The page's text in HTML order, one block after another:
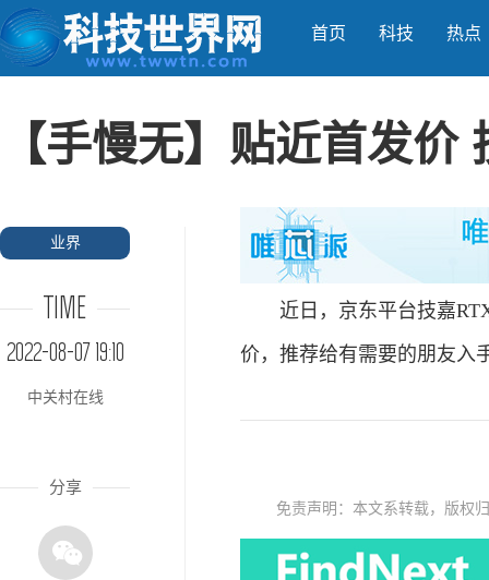
首页 科技 热点
【手慢无】贴近首发
业界
TIME
2022-08-07 19:10
中关村在线
分享
近日，京东平台技嘉RTX
价，推荐给有需要的朋友入
免责声明：本文系转载，版权